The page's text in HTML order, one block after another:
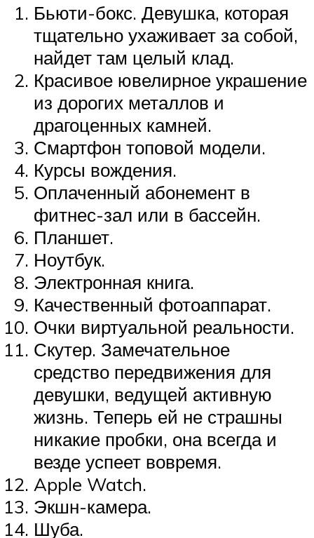
Бьюти-бокс. Девушка, которая
тщательно ухаживает за собой,
найдет там целый клад.
Красивое ювелирное украшение
из дорогих металлов и
драгоценных камней.
Смартфон топовой модели.
Курсы вождения.
Оплаченный абонемент в
фитнес-зал или в бассейн.
Планшет.
Ноутбук.
Электронная книга.
Качественный фотоаппарат.
Очки виртуальной реальности.
Скутер. Замечательное
средство передвижения для
девушки, ведущей активную
жизнь. Теперь ей не страшны
никакие пробки, она всегда и
везде успеет вовремя.
Apple Watch.
Экшн-камера.
Шуба.